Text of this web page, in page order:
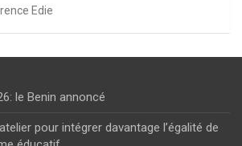
Edie
le Benin annoncé
pour intégrer davantage l’égalité de